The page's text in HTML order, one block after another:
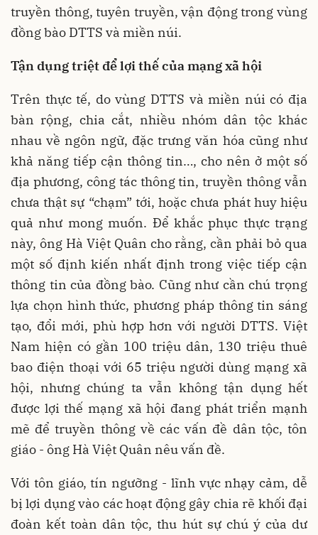
truyền thông, tuyên truyền, vận động trong vùng
đồng bào DTTS và miền núi.
Tận dụng triệt để lợi thế của mạng xã hội
Trên thực tế, do vùng DTTS và miền núi có địa
bàn rộng, chia cắt, nhiều nhóm dân tộc khác
nhau về ngôn ngữ, đặc trưng văn hóa cũng như
khả năng tiếp cận thông tin…, cho nên ở một số
địa phương, công tác thông tin, truyền thông vẫn
chưa thật sự “chạm” tới, hoặc chưa phát huy hiệu
quả như mong muốn. Ðể khắc phục thực trạng
này, ông Hà Việt Quân cho rằng, cần phải bỏ qua
một số định kiến nhất định trong việc tiếp cận
thông tin của đồng bào. Cũng như cần chú trọng
lựa chọn hình thức, phương pháp thông tin sáng
tạo, đổi mới, phù hợp hơn với người DTTS. Việt
Nam hiện có gần 100 triệu dân, 130 triệu thuê
bao điện thoại với 65 triệu người dùng mạng xã
hội, nhưng chúng ta vẫn không tận dụng hết
được lợi thế mạng xã hội đang phát triển mạnh
mẽ để truyền thông về các vấn đề dân tộc, tôn
giáo - ông Hà Việt Quân nêu vấn đề.
Với tôn giáo, tín ngưỡng - lĩnh vực nhạy cảm, dễ
bị lợi dụng vào các hoạt động gây chia rẽ khối đại
đoàn kết toàn dân tộc, thu hút sự chú ý của dư